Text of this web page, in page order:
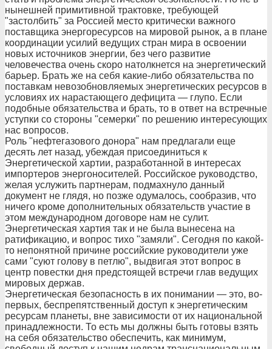
нынешней примитивной трактовке, требующей
"застолбить" за Россией место критически важного
поставщика энергоресурсов на мировой рынок, а в плане
координации усилий ведущих стран мира в освоении
новых источников энергии, без чего развитие
человечества очень скоро натолкнется на энергетический
барьер. Брать же на себя какие-либо обязательства по
поставкам невозобновляемых энергетических ресурсов в
условиях их нарастающего дефицита — глупо. Если
подобные обязательства и брать, то в ответ на встречные
уступки со стороны "семерки" по решению интересующих
нас вопросов.
Роль "нефтегазового донора" нам предлагали еще
десять лет назад, убеждая присоединиться к
Энергетической хартии, разработанной в интересах
импортеров энергоносителей. Российское руководство,
желая услужить партнерам, подмахнуло данный
документ не глядя, но позже одумалось, сообразив, что
ничего кроме дополнительных обязательств участие в
этом международном договоре нам не сулит.
Энергетическая хартия так и не была вынесена на
ратификацию, и вопрос тихо "замяли". Сегодня по какой-
то непонятной причине российские руководители уже
сами "суют голову в петлю", выдвигая этот вопрос в
центр повестки дня предстоящей встречи глав ведущих
мировых держав.
Энергетическая безопасность в их понимании — это, во-
первых, беспрепятственный доступ к энергетическим
ресурсам планеты, вне зависимости от их национальной
принадлежности. То есть мы должны быть готовы взять
на себя обязательство обеспечить, как минимум,